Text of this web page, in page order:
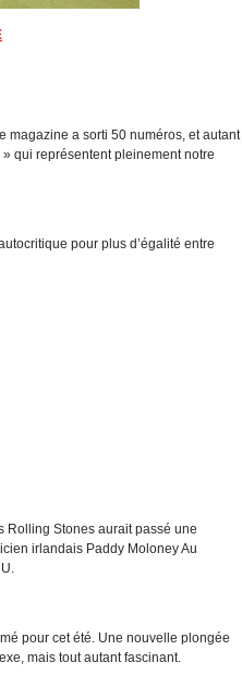
magazine a sorti 50 numéros, et autant
qui représentent pleinement notre
pour plus d’égalité entre
Rolling Stones aurait passé une
irlandais Paddy Moloney Au
pour cet été. Une nouvelle plongée
mais tout autant fascinant.